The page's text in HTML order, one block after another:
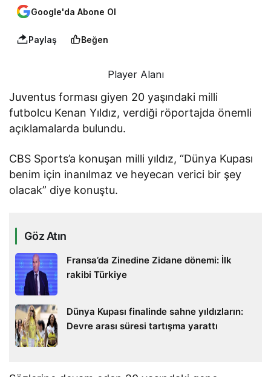
Google'da Abone Ol
Paylaş Beğen
Player Alanı
Juventus forması giyen 20 yaşındaki milli
futbolcu Kenan Yıldız, verdiği röportajda önemli
açıklamalarda bulundu.
CBS Sports’a konuşan milli yıldız, “Dünya Kupası
benim için inanılmaz ve heyecan verici bir şey
olacak” diye konuştu.
Göz Atın
Fransa’da Zinedine Zidane dönemi: İlk
rakibi Türkiye
Dünya Kupası finalinde sahne yıldızların:
Devre arası süresi tartışma yarattı